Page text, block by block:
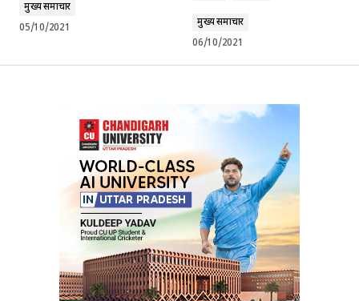
मुख्य समाचार
05/10/2021
मुख्य समाचार
06/10/2021